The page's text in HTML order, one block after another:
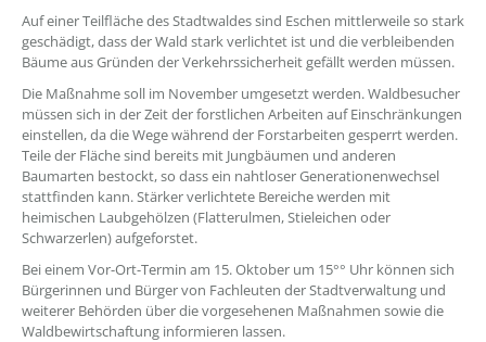
Auf einer Teilfläche des Stadtwaldes sind Eschen mittlerweile so stark
geschädigt, dass der Wald stark verlichtet ist und die verbleibenden
Bäume aus Gründen der Verkehrssicherheit gefällt werden müssen.
Die Maßnahme soll im November umgesetzt werden. Waldbesucher
müssen sich in der Zeit der forstlichen Arbeiten auf Einschränkungen
einstellen, da die Wege während der Forstarbeiten gesperrt werden.
Teile der Fläche sind bereits mit Jungbäumen und anderen
Baumarten bestockt, so dass ein nahtloser Generationenwechsel
stattfinden kann. Stärker verlichtete Bereiche werden mit
heimischen Laubgehölzen (Flatterulmen, Stieleichen oder
Schwarzerlen) aufgeforstet.
Bei einem Vor-Ort-Termin am 15. Oktober um 15°° Uhr können sich
Bürgerinnen und Bürger von Fachleuten der Stadtverwaltung und
weiterer Behörden über die vorgesehenen Maßnahmen sowie die
Waldbewirtschaftung informieren lassen.